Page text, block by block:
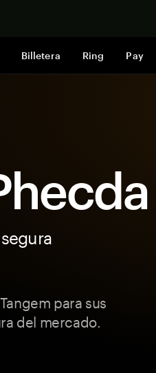
Billetera Ring Pay
para sus
del mercado.